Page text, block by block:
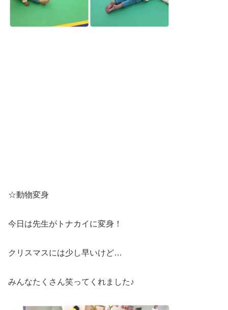
☆動物変身
今日は先生がトナカイに変身！
クリスマスには少し早いけど…
みんなたくさん笑ってくれました♪